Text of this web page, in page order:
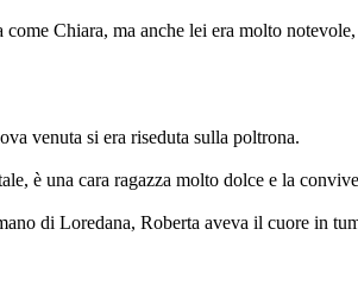
Chiara, ma anche lei era molto
venuta si era riseduta sulla poltrona.
è una cara ragazza molto dolce e la
di Loredana, Roberta aveva il cuore in